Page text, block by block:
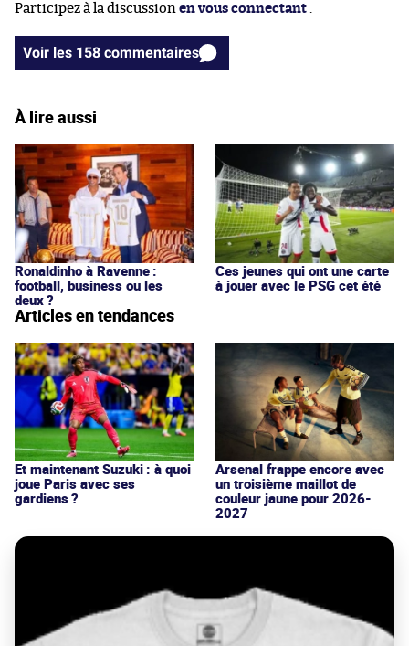
Participez à la discussion en vous connectant
Voir les 158 commentaires
À lire aussi
Ronaldinho à Ravenne :
football, business ou les
deux ?
Ces jeunes qui ont une carte
à jouer avec le PSG cet été
Articles en tendances
Et maintenant Suzuki : à quoi
joue Paris avec ses
gardiens ?
Arsenal frappe encore avec
un troisième maillot de
couleur jaune pour 2026-
2027